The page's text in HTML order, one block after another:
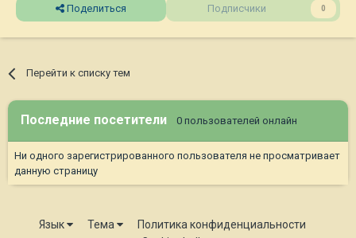
Поделиться Подписчики 0
Перейти к списку тем
Последние посетители 0 пользователей онлайн
Ни одного зарегистрированного пользователя не просматривает
данную страницу
Язык Тема
Политика конфиденциальности